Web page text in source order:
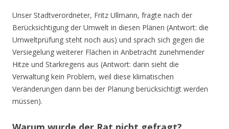
Unser Stadtverordneter, Fritz Ullmann, fragte nach der
Berücksichtigung der Umwelt in diesen Plänen (Antwort: die
Umweltprüfung steht noch aus) und sprach sich gegen die
Versiegelung weiterer Flächen in Anbetracht zunehmender
Hitze und Starkregens aus (Antwort: darin sieht die
Verwaltung kein Problem, weil diese klimatischen
Veränderungen dann bei der Planung berücksichtigt werden
müssen).